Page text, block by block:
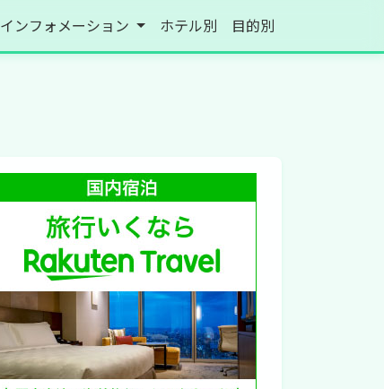
インフォメーション ホテル別 目的別